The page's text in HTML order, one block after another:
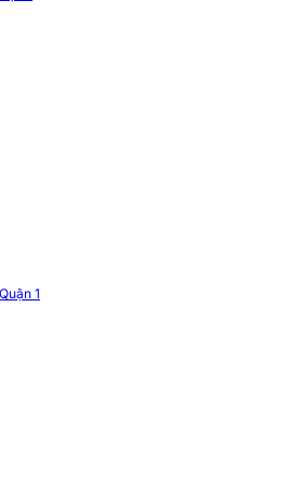
mặt trời, tiết kiệm điện năng,
phòng nhìn ra công viên Lê
vụ tại Tòa nhà
A sang trọng, tất cả mọi
trí một khu pantry & lounge
một khu vệ sinh riêng dành cho
trung tâm Daikin MAC
và CCTV video 24/24
thoát hiểm, tiêu chuẩn PCCC
xe rộng rãi
1